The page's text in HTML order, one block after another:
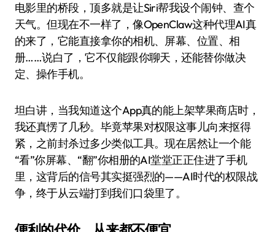
电影里的桥段，顶多就是让Siri帮我设个闹钟、查个
天气。但现在不一样了，像OpenClaw这种代理AI真
的来了，它能直接拿你的相机、屏幕、位置、相
册……说白了，它不仅能跟你聊天，还能替你做决
定、操作手机。
坦白讲，当我知道这个App真的能上架苹果商店时，
我还真愣了几秒。毕竟苹果对权限这事儿向来抠得
紧，之前封杀过多少类似工具。现在居然让一个能
“看”你屏幕、“翻”你相册的AI堂堂正正住进了手机
里，这背后的信号其实挺强烈的——AI时代的权限战
争，终于从云端打到我们口袋里了。